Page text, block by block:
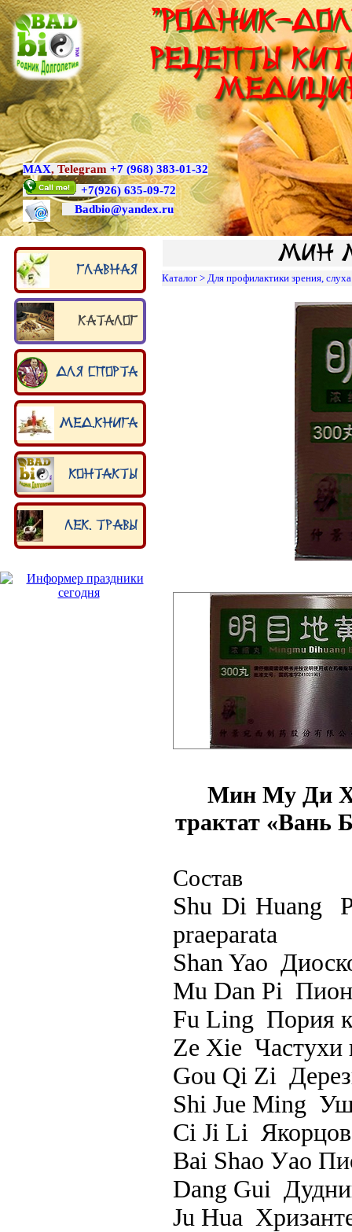
Рецепты
"Родник-
MAX, Telegram +7 (968) 383-01-32
+7(926) 635-09-72
Badbio@yandex.ru
Главная
Каталог
Для спорта
Мед.книга
Контакты
Лек. травы
Мин
Каталог >Для профилактики зрения, слуха
Мин Му Ди
трактат «Вань
Состав
Shu Di Huang
praeparata
Shan Yao
Mu Dan Pi
Fu Ling Пория
Ze Xie
Gou Qi Zi
Shi Jue Ming
Сi Ji Li Якорцов
Bai Shao Уао
Dang Gui
Ju Hua